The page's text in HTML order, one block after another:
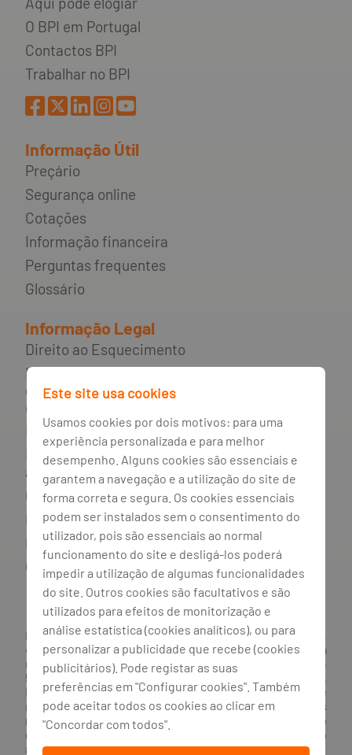
O BPI em Portugal
Contactos BPI
Trabalhar no BPI
Informação Útil
Preçário
Segurança online
Cotações
Informação financeira
Perguntas frequentes
Glossário
Informação Legal
Direito ao Esquecimento
Incumprimento de contratos de
crédito e rede de apoio ao
consumidor endividado
Mediador do crédito
Livro de reclamações e resolução
alternativa de litígios
Canal de irregularidades
Política de privacidade
Política de cookies
Gestão de cookies
BANCO BPI, S.A., com sede na Avenida da Boavista, 1117,
4100-129 Porto; Capital Social: € 1 293 063 324,98; matriculada
na CRC Porto sob o número de matrícula PTIRNMJ 501 214
534, como o número de identificação fiscal 501 214 534.
Intermediário financeiro registado na CMVM com o n° 300 e
no Banco de Portugal sob o código n° 10. Agente de Seguros
n.º 419527591, registado junto da Autoridade de Supervisão
de Seguros e Fundos de Pensões em 21/01/2019, e autorizado
a exercer atividade nos Ramos de Seguro Vida e Não Vida.
Este site usa cookies
Usamos cookies por dois motivos: para uma
experiência personalizada e para melhor
desempenho. Alguns cookies são essenciais e
garantem a navegação e a utilização do site de
forma correta e segura. Os cookies essenciais
podem ser instalados sem o consentimento do
utilizador, pois são essenciais ao normal
funcionamento do site e desligá-los poderá
impedir a utilização de algumas funcionalidades
do site. Outros cookies são facultativos e são
utilizados para efeitos de monitorização e
análise estatística (cookies analíticos), ou para
personalizar a publicidade que recebe (cookies
publicitários). Pode registar as suas
preferências em "Configurar cookies". Também
pode aceitar todos os cookies ao clicar em
"Concordar com todos".